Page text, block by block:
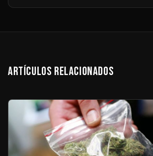
ARTÍCULOS RELACIONADOS